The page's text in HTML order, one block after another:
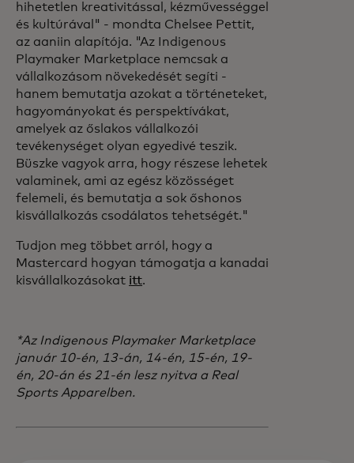
hihetetlen kreativitással, kézművességgel
és kultúrával" - mondta Chelsee Pettit,
az aaniin alapítója. "Az Indigenous
Playmaker Marketplace nemcsak a
vállalkozásom növekedését segíti -
hanem bemutatja azokat a történeteket,
hagyományokat és perspektívákat,
amelyek az őslakos vállalkozói
tevékenységet olyan egyedivé teszik.
Büszke vagyok arra, hogy részese lehetek
valaminek, ami az egész közösséget
felemeli, és bemutatja a sok őshonos
kisvállalkozás csodálatos tehetségét."
Tudjon meg többet arról, hogy a
Mastercard hogyan támogatja a kanadai
kisvállalkozásokat itt.
*Az Indigenous Playmaker Marketplace
január 10-én, 13-án, 14-én, 15-én, 19-
én, 20-án és 21-én lesz nyitva a Real
Sports Apparelben.